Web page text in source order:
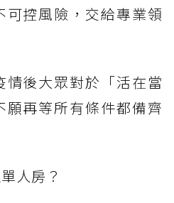
控風險，交給專業領
情後大眾對於「活在當
再等所有條件都備齊
人房？